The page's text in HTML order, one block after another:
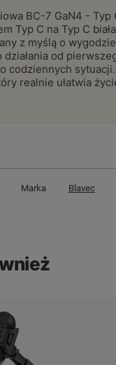
BC-7 GaN4 - Typ
Typ C na Typ C
z myślą o
działania od
codziennych
realnie ułatwia
Marka Blavec